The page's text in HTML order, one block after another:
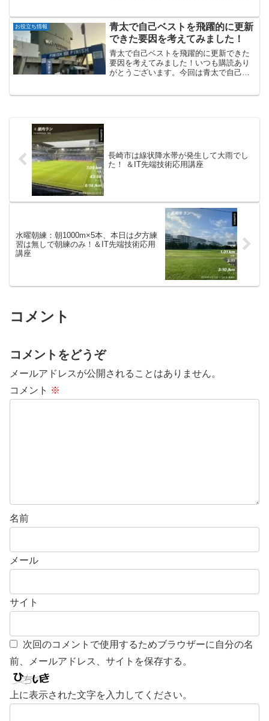
ス走、坂道トレーニングについてです。↓
前回記事はこちら↓ト...
お役立ち情報
青太で自己ベストを飛躍的に更新
できた要因を考えてみました！
青太で自己ベストを飛躍的に更新できた
要因を考えてみました！いつも購読あり
がとうございます。今回は青太で自己ベ
長崎市は線状降水帯が発生して大雨でし
た！ ＆IT先端技術応用講座
水曜朝練：朝1000m×5本、本日は夕方練
習は無しで朝練のみ！＆IT先端技術応用
講座
コメント
コメントをどうぞ
メールアドレスが公開されることはありません。
コメント ※
名前
メール
サイト
次回のコメントで使用するためブラウザーに自分の名
前、メールアドレス、サイトを保存する。
上に表示された文字を入力してください。